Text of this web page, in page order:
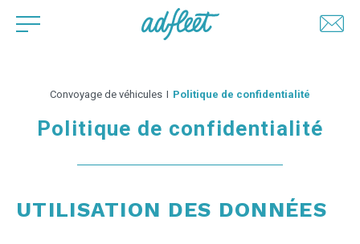
Convoyage de véhicules I Politique de confidentialité
Politique de confidentialité
UTILISATION DES DONNÉES